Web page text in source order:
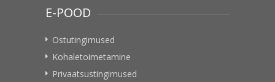
E-POOD
Ostutingimused
Kohaletoimetamine
Privaatsustingimused